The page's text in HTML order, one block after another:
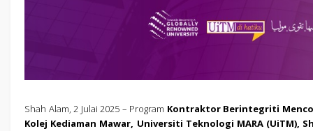
Shah Alam, 2 Julai 2025 – Program Kontraktor Berintegriti
Kolej Kediaman Mawar, Universiti Teknologi MARA (UiTM),